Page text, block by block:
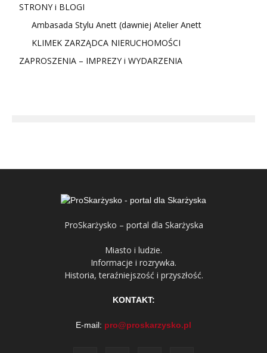
STRONY i BLOGI
Ambasada Stylu Anett (dawniej Atelier Anett
KLIMEK ZARZĄDCA NIERUCHOMOŚCI
ZAPROSZENIA – IMPREZY i WYDARZENIA
ProSkarżysko – portal dla Skarżyska
Miasto i ludzie.
Informacje i rozrywka.
Historia, teraźniejszość i przyszłość.
KONTAKT:
E-mail: pro@proskarzysko.pl